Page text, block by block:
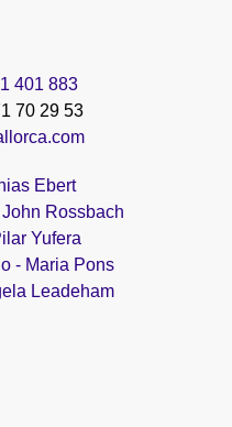
401 883
70 29 53
Ebert
Rossbach
Yufera
- Maria Pons
Leadeham